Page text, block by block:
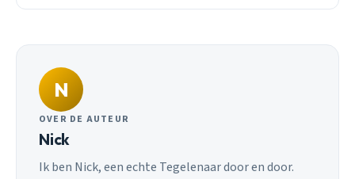
N
OVER DE AUTEUR
Nick
Ik ben Nick, een echte Tegelenaar door en door.